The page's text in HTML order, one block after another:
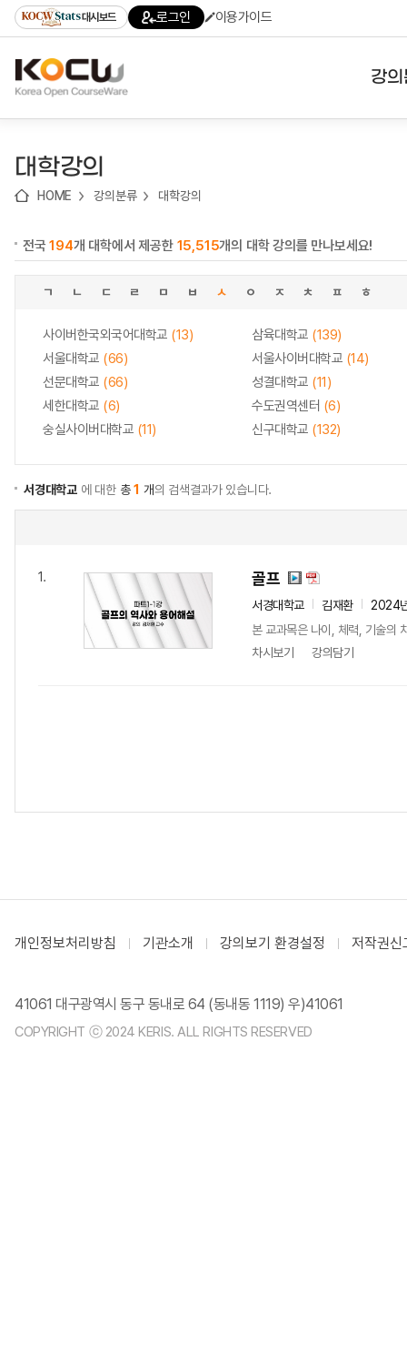
기
기
기
content)
가
대시보드 로그인 이용가이드
강
대학강의
HOME 강의분류 대학강의
전국194개 대학에서 제공한 15,515개의 대학 강의를 만나보세요!
ㄱ ㄴ ㄷ ㄹ ㅁ ㅂ ㅅ ㅇ ㅈ ㅊ ㅍ ㅎ
사이버한국외국어대학교 (13) 삼육대학교 (139)
서울대학교 (66) 서울사이버대학교 (14)
선문대학교 (66) 성결대학교 (11)
세한대학교 (6) 수도권역센터 (6)
숭실사이버대학교 (11) 신구대학교 (132)
서경대학교 에 대한 총1 개의 검색결과가 있습니다.
1. 골프
서경대학교 김재환
2024
본 교과목은 나이, 체력, 기술의
차시보기
강의담기
개인정보처리방침 기관소개 강의보기 환경설정 저작권신
41061 대구광역시 동구 동내로 64 (동내동 1119) 우)41061
COPYRIGHT ⓒ 2024 KERIS. ALL RIGHTS RESERVED